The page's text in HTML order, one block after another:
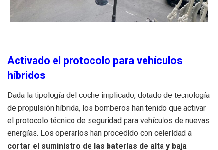
Activado el protocolo para vehículos
híbridos
Dada la tipología del coche implicado, dotado de tecnología
de propulsión híbrida, los bomberos han tenido que activar
el protocolo técnico de seguridad para vehículos de nuevas
energías. Los operarios han procedido con celeridad a
cortar el suministro de las baterías de alta y baja